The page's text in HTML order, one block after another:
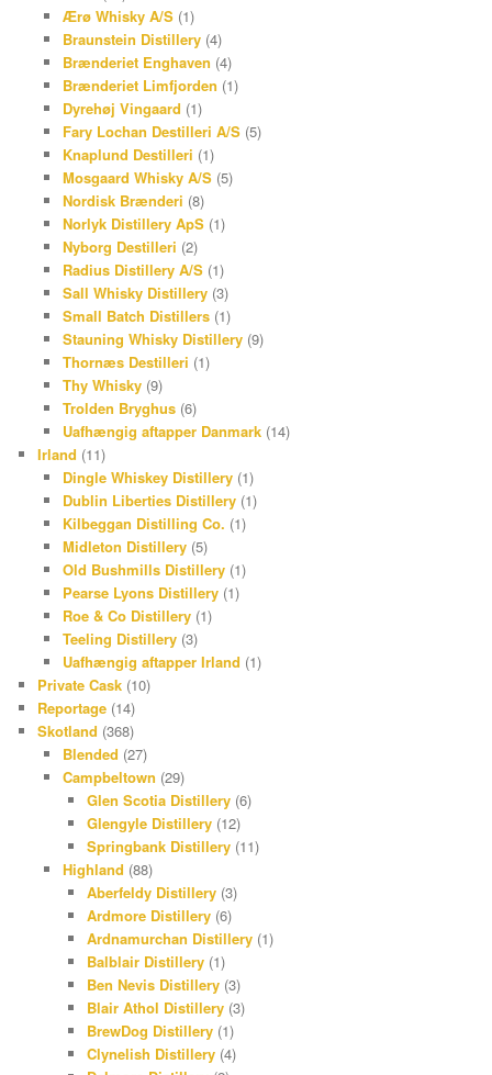
Ærø Whisky A/S(1)
Braunstein Distillery(4)
Brænderiet Enghaven (4)
Brænderiet Limfjorden (1)
Dyrehøj Vingaard (1)
Fary Lochan Destilleri A/S(5)
Knaplund Destilleri (1)
Mosgaard Whisky A/S(5)
Nordisk Brænderi (8)
Norlyk Distillery ApS(1)
Nyborg Destilleri (2)
Radius Distillery A/S(1)
Sall Whisky Distillery(3)
Small Batch Distillers(1)
Stauning Whisky Distillery(9)
Thornæs Destilleri (1)
Thy Whisky(9)
Trolden Bryghus(6)
Uafhængig aftapper Danmark(14)
Irland (11)
Dingle Whiskey Distillery(1)
Dublin Liberties Distillery(1)
Kilbeggan Distilling Co. (1)
Midleton Distillery(5)
Old Bushmills Distillery(1)
Pearse Lyons Distillery(1)
Roe & Co Distillery(1)
Teeling Distillery(3)
Uafhængig aftapper Irland (1)
Private Cask (10)
Reportage (14)
Skotland (368)
Blended (27)
Campbeltown (29)
Glen Scotia Distillery (6)
Glengyle Distillery (12)
Springbank Distillery (11)
Highland (88)
Aberfeldy Distillery (3)
Ardmore Distillery (6)
Ardnamurchan Distillery (1)
Balblair Distillery (1)
Ben Nevis Distillery (3)
Blair Athol Distillery (3)
BrewDog Distillery (1)
Clynelish Distillery (4)